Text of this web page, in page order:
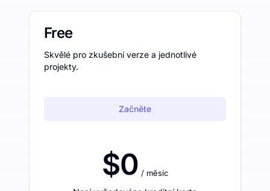
Free
Skvělé pro zkušební verze a jednotlivé
projekty.
Začněte
$0 / měsíc